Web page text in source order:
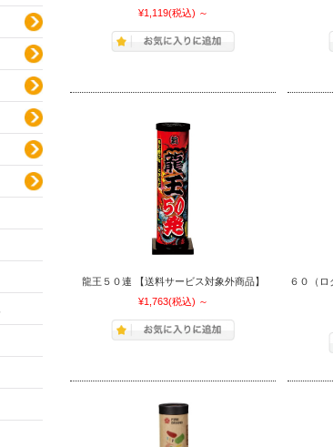
¥1,119(税込) ～
龍王５０連 【送料サービス対象外商品】
¥1,763(税込) ～
６０（ロ